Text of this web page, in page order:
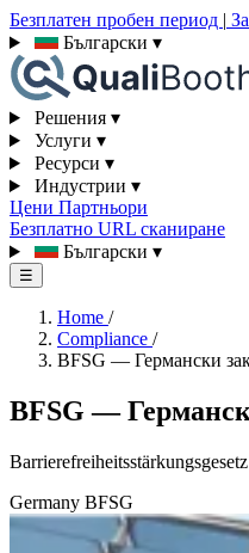
Безплатен пробен период |
Български ▾
Решения ▾
Услуги ▾
Ресурси ▾
Индустрии ▾
Цени Партньори
Безплатно URL сканиране
Български ▾
☰
Home /
Compliance /
BFSG — Германски
BFSG —
Germany BFSG